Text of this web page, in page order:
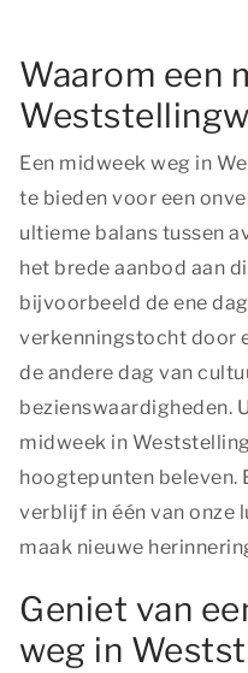
Waarom een
Een midweek weg in
te bieden voor een
ultieme balans tussen
het brede aanbod aan
bijvoorbeeld de ene
verkenningstocht door
de andere dag van
bezienswaardigheden.
midweek in
hoogtepunten beleven.
verblijf in één van onze
maak nieuwe
Geniet van
weg in